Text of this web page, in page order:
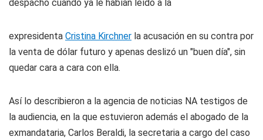
despacho cuando ya le habían leído a la
expresidenta Cristina Kirchner la acusación en su contra por
la venta de dólar futuro y apenas deslizó un "buen día", sin
quedar cara a cara con ella.
Así lo describieron a la agencia de noticias NA testigos de
la audiencia, en la que estuvieron además el abogado de la
exmandataria, Carlos Beraldi, la secretaria a cargo del caso